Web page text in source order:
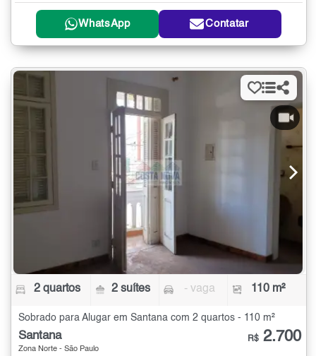
WhatsApp Contatar
2 quartos 2 suítes - vaga 110 m²
Sobrado para Alugar em Santana com 2 quartos - 110 m²
Santana
Zona Norte - São Paulo
R$ 2.700